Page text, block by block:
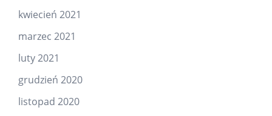
kwiecień 2021
marzec 2021
luty 2021
grudzień 2020
listopad 2020